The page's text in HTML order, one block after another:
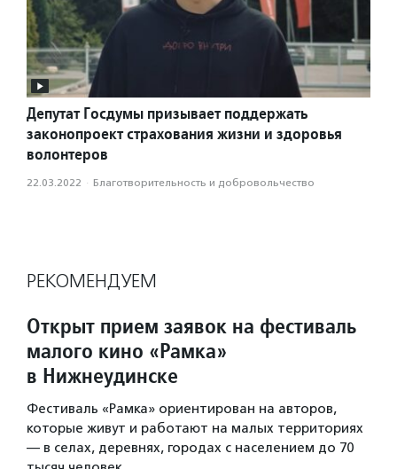
Депутат Госдумы призывает поддержать
законопроект страхования жизни и здоровья
волонтеров
22.03.2022 · Благотвори­тель­ность и доброволь­чест­во
РЕКОМЕНДУЕМ
Открыт прием заявок на фестиваль
малого кино «Рамка»
в Нижнеудинске
Фестиваль «Рамка» ориентирован на авторов,
которые живут и работают на малых территориях
— в селах, деревнях, городах с населением до 70